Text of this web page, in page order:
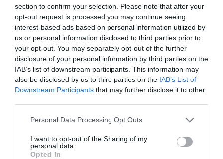
section to confirm your selection. Please note that after your
opt-out request is processed you may continue seeing
interest-based ads based on personal information utilized by
us or personal information disclosed to third parties prior to
your opt-out. You may separately opt-out of the further
disclosure of your personal information by third parties on the
IAB’s list of downstream participants. This information may
also be disclosed by us to third parties on the IAB’s List of
Downstream Participants that may further disclose it to other
Personal Data Processing Opt Outs
I want to opt-out of the Sharing of my
personal data.
Opted In
startup healthtech con una misión muy clara:
aumentar las posibilidades de éxito de la
fecundación in vitro y dar nuevas oportunidades
a miles de familias.
Escúchanos enSpotify,iVoox,YouTube Music
Amazon Music.